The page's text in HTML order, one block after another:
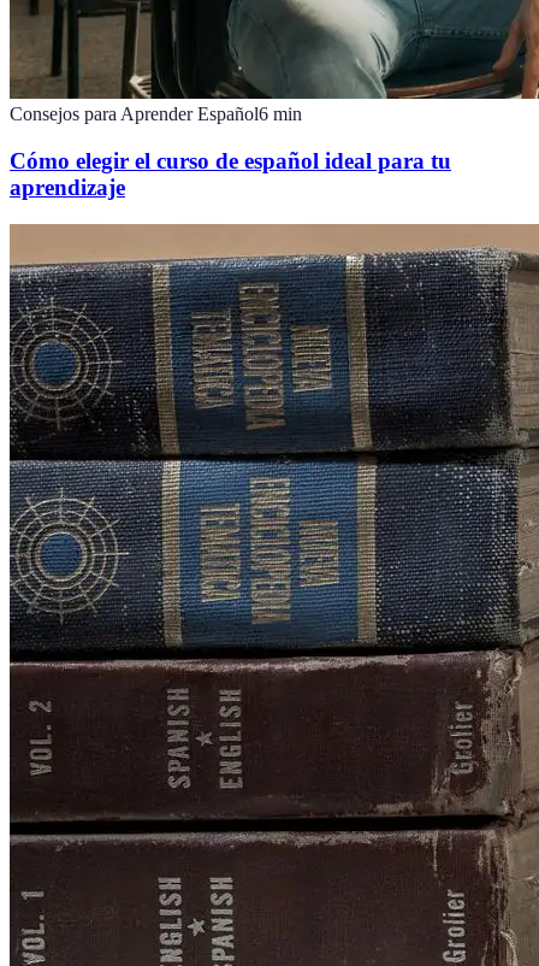
Consejos para Aprender Español6 min
Cómo elegir el curso de español ideal para tu
aprendizaje